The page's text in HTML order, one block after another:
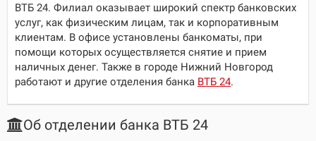
ВТБ 24. Филиал оказывает широкий спектр банковских
услуг, как физическим лицам, так и корпоративным
клиентам. В офисе установлены банкоматы, при
помощи которых осуществляется снятие и прием
наличных денег. Также в городе Нижний Новгород
работают и другие отделения банка ВТБ 24.
Об отделении банка ВТБ 24